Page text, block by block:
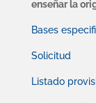
enseñar la
Bases
Solicitud
Listado